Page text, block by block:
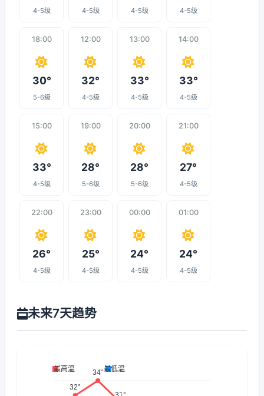
4-5级 4-5级 4-5级 4-5级
18:00
30°
5-6级
12:00
32°
4-5级
13:00
33°
4-5级
14:00
33°
4-5级
15:00
33°
4-5级
19:00
28°
5-6级
20:00
28°
5-6级
21:00
27°
4-5级
22:00
26°
4-5级
23:00
25°
4-5级
00:00
24°
4-5级
01:00
24°
4-5级
未来7天趋势